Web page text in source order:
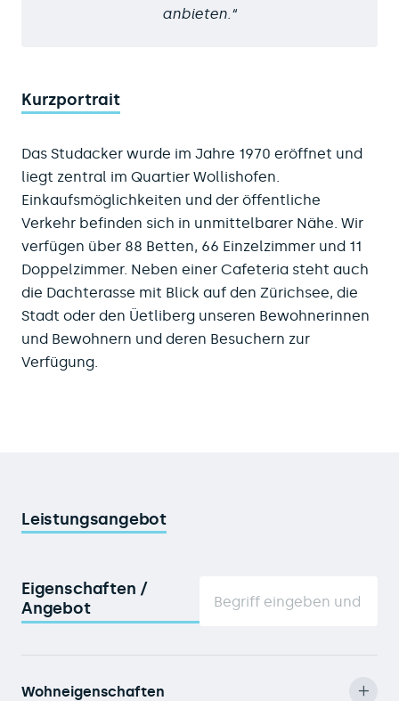
anbieten.
Kurzportrait
Das Studacker wurde im Jahre 1970 eröffnet und
liegt zentral im Quartier Wollishofen.
Einkaufsmöglichkeiten und der öffentliche
Verkehr befinden sich in unmittelbarer Nähe. Wir
verfügen über 88 Betten, 66 Einzelzimmer und 11
Doppelzimmer. Neben einer Cafeteria steht auch
die Dachterasse mit Blick auf den Zürichsee, die
Stadt oder den Üetliberg unseren Bewohnerinnen
und Bewohnern und deren Besuchern zur
Verfügung.
Leistungsangebot
Eigenschaften /
Angebot
Wohneigenschaften